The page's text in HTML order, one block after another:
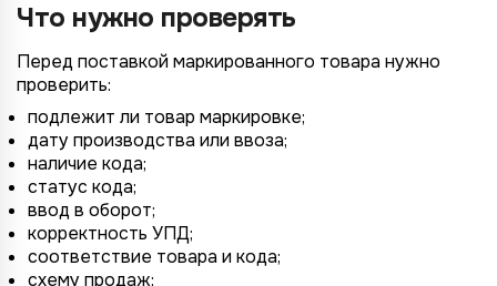
Что нужно проверять
Перед поставкой маркированного товара нужно
проверить:
подлежит ли товар маркировке;
дату производства или ввоза;
наличие кода;
статус кода;
ввод в оборот;
корректность УПД;
соответствие товара и кода;
схему продаж;